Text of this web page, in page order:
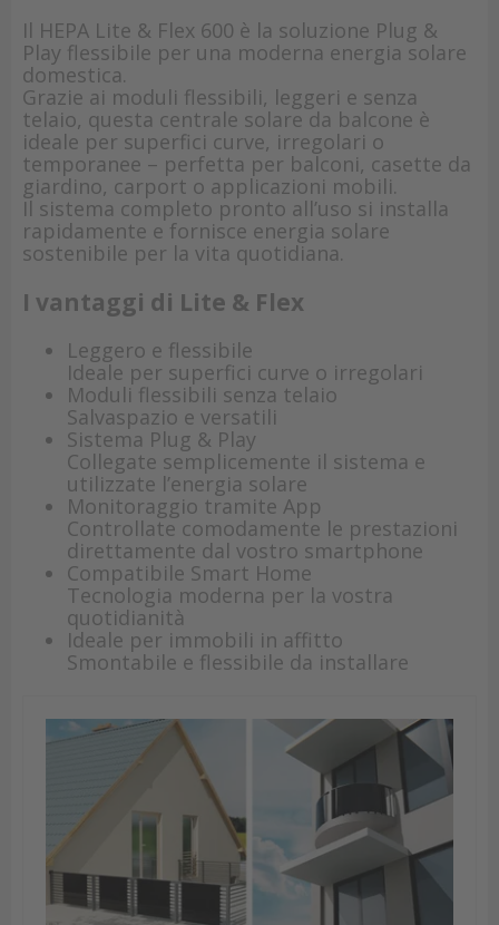
Il HEPA Lite & Flex 600 è la soluzione Plug &
Play flessibile per una moderna energia solare
domestica.
Grazie ai moduli flessibili, leggeri e senza
telaio, questa centrale solare da balcone è
ideale per superfici curve, irregolari o
temporanee – perfetta per balconi, casette da
giardino, carport o applicazioni mobili.
Il sistema completo pronto all’uso si installa
rapidamente e fornisce energia solare
sostenibile per la vita quotidiana.
I vantaggi di Lite & Flex
Leggero e flessibile
Ideale per superfici curve o irregolari
Moduli flessibili senza telaio
Salvaspazio e versatili
Sistema Plug & Play
Collegate semplicemente il sistema e
utilizzate l’energia solare
Monitoraggio tramite App
Controllate comodamente le prestazioni
direttamente dal vostro smartphone
Compatibile Smart Home
Tecnologia moderna per la vostra
quotidianità
Ideale per immobili in affitto
Smontabile e flessibile da installare